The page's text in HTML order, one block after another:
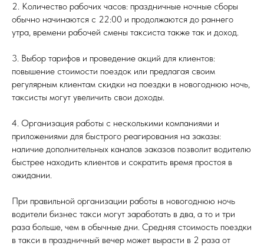
2. Количество рабочих часов: праздничные ночные сборы
обычно начинаются с 22:00 и продолжаются до раннего
утра, времени рабочей смены таксиста также так и доход.
3. Выбор тарифов и проведение акций для клиентов:
повышение стоимости поездок или предлагая своим
регулярным клиентам скидки на поездки в новогоднюю ночь,
таксисты могут увеличить свои доходы.
4. Организация работы с несколькими компаниями и
приложениями для быстрого реагирования на заказы:
наличие дополнительных каналов заказов позволит водителю
быстрее находить клиентов и сократить время простоя в
ожидании.
При правильной организации работы в новогоднюю ночь
водители бизнес такси могут заработать в два, а то и три
раза больше, чем в обычные дни. Средняя стоимость поездки
в такси в праздничный вечер может вырасти в 2 раза от